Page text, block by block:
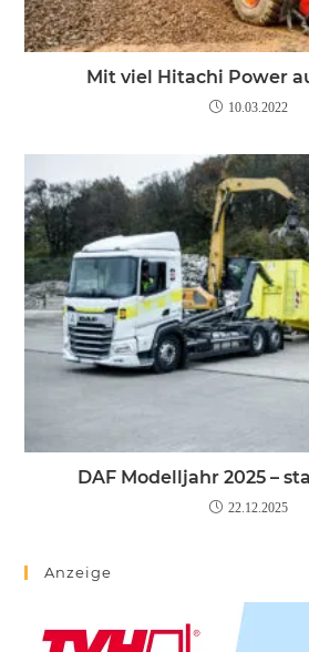
Mit viel Hitachi Power
10.03.2022
DAF Modelljahr 2025 –
22.12.2025
Anzeige